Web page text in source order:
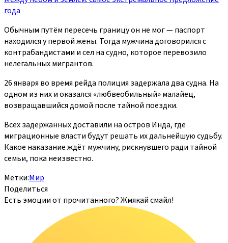
года
Обычным путём пересечь границу он не мог — паспорт
находился у первой жены. Тогда мужчина договорился с
контрабандистами и сел на судно, которое перевозило
нелегальных мигрантов.
26 января во время рейда полиция задержала два судна. На
одном из них и оказался «любвеобильный» малайец,
возвращавшийся домой после тайной поездки.
Всех задержанных доставили на остров Инда, где
миграционные власти будут решать их дальнейшую судьбу.
Какое наказание ждёт мужчину, рискнувшего ради тайной
семьи, пока неизвестно.
Метки:Мир
Поделиться
Есть эмоции от прочитанного? Жмякай смайл!